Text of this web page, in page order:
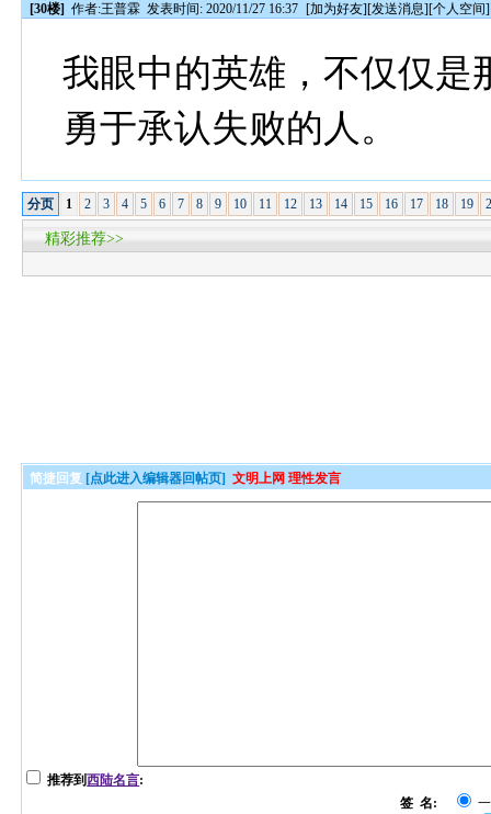
[30楼] 作者:王普霖 发表时间: 2020/11/27 16:37 [加为好友][发送消息][个人空间]
我眼中的英雄，不仅仅是
勇于承认失败的人。
分页 1 2 3 4 5 6 7 8 9 10 11 12 13 14 15 16 17 18 19
精彩推荐>>
简捷回复 [点此进入编辑器回帖页] 文明上网 理性发言
推荐到西陆名言:
签 名: